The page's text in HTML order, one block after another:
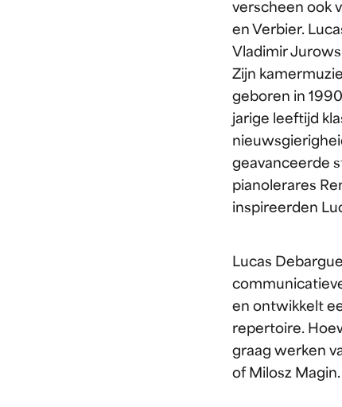
verscheen ook
en Verbier.
Vladimir
Zijn
geboren in
jarige leeftijd
geavanceerde
pianolerares
inspireerden
Lucas
en ontwikkelt
repertoire.
graag werken
of Milosz Magin.